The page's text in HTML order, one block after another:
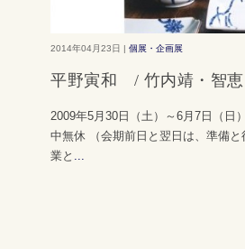
2014年04月23日 | 個展・企画展
平野寅和 / 竹内靖・智
2009年5月30日（土）～6月7日（日
中無休 （会期前日と翌日は、準備
業と ...